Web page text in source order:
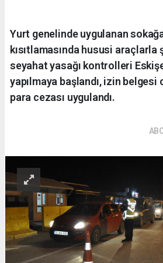
Yurt genelinde uygulanan
kısıtlamasında hususi araçlarla
seyahat yasağı kontrolleri
yapılmaya başlandı, izin
para cezası uygulandı.